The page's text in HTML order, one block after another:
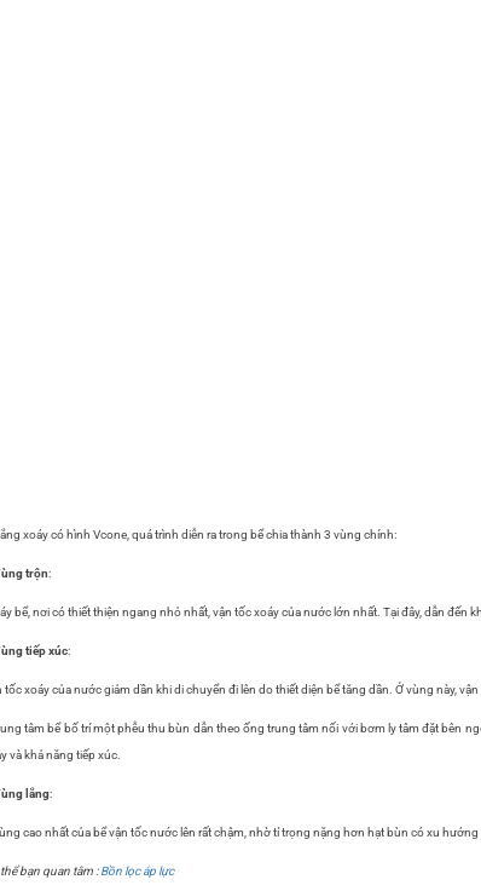
xoáy có hình Vcone, quá trình diễn ra trong bể chia thành 3 vùng chính:
trộn:
bể, nơi có thiết thiện ngang nhỏ nhất, vận tốc xoáy của nước lớn nhất. Tại đây, dẫn đến
tiếp xúc:
tốc xoáy của nước giảm dần khi di chuyển đi lên do thiết diện bể tăng dần. Ở vùng này,
tâm bể bố trí một phễu thu bùn dẫn theo ống trung tâm nối với bơm ly tâm đặt bên
và khả năng tiếp xúc.
lắng:
cao nhất của bể vận tốc nước lên rất chậm, nhờ tỉ trọng nặng hơn hạt bùn có xu
bạn quan tâm :Bồn lọc áp lực